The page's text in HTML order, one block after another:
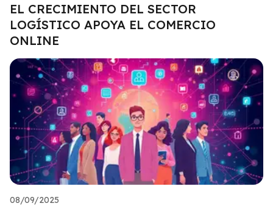
EL CRECIMIENTO DEL SECTOR
LOGÍSTICO APOYA EL COMERCIO
ONLINE
08/09/2025